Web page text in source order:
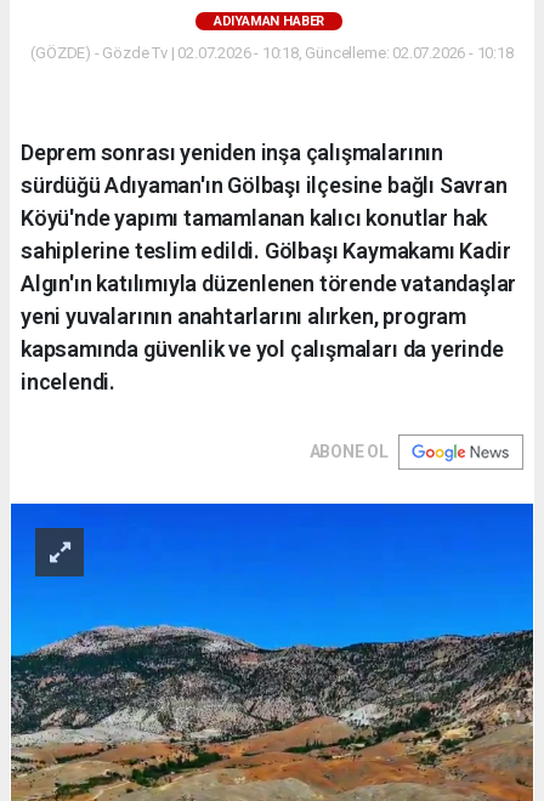
ADIYAMAN HABER
(GÖZDE) - Gözde Tv | 02.07.2026 - 10:18, Güncelleme: 02.07.2026 - 10:18
Deprem sonrası yeniden inşa çalışmalarının
sürdüğü Adıyaman'ın Gölbaşı ilçesine bağlı Savran
Köyü'nde yapımı tamamlanan kalıcı konutlar hak
sahiplerine teslim edildi. Gölbaşı Kaymakamı Kadir
Algın'ın katılımıyla düzenlenen törende vatandaşlar
yeni yuvalarının anahtarlarını alırken, program
kapsamında güvenlik ve yol çalışmaları da yerinde
incelendi.
ABONE OL